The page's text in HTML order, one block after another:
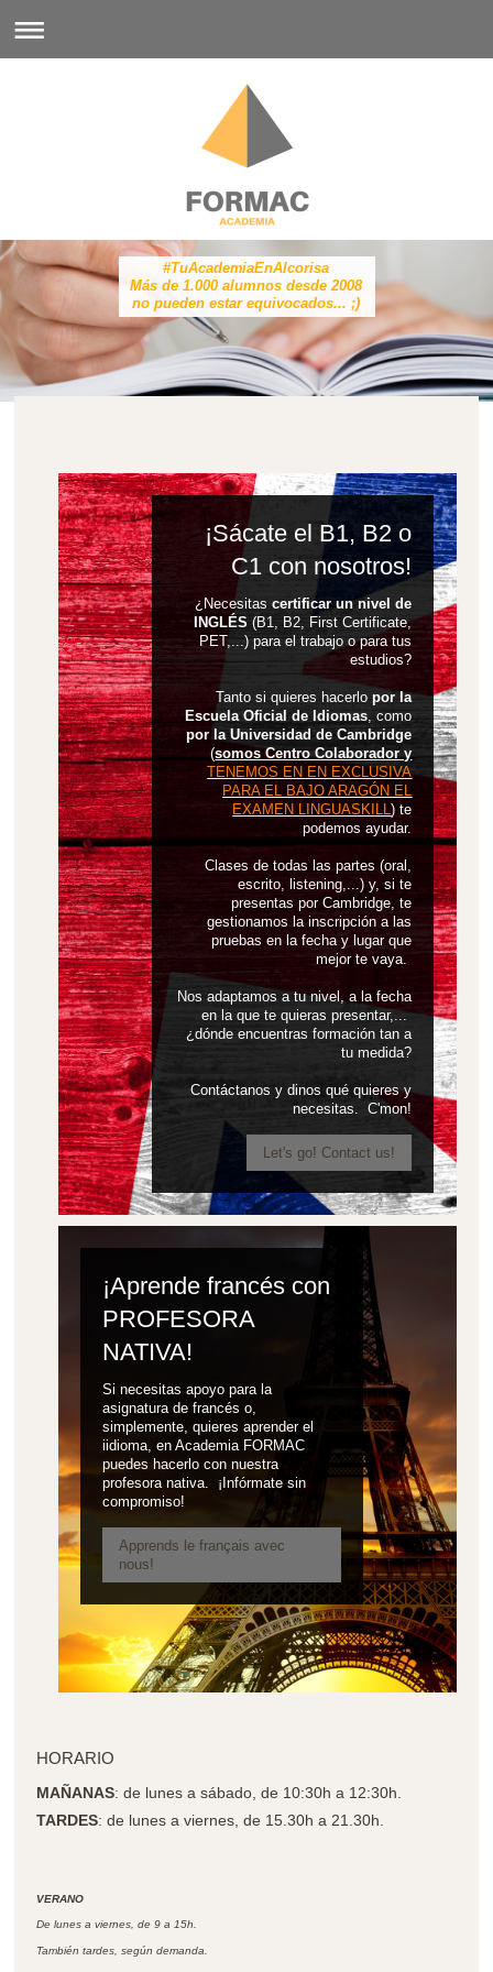
#TuAcademiaEnAlcorisa
Más de 1.000 alumnos desde 2008
no pueden estar equivocados... ;)
¡Sácate el B1, B2 o
C1 con nosotros!
¿Necesitascertificar un nivel de
INGLÉS (B1, B2, First Certificate,
PET,...) para el trabajo o para tus
estudios?
Tanto si quieres hacerlopor la
Escuela Oficial de Idiomas, como
por la Universidad de Cambridge
(somos Centro Colaborador y
TENEMOS EN EN EXCLUSIVA
PARA EL BAJO ARAGÓN EL
EXAMEN LINGUASKILL) te
podemos ayudar.
Clases de todas las partes (oral,
escrito, listening,...) y, si te
presentas por Cambridge, te
gestionamos la inscripción a las
pruebas en la fecha y lugar que
mejor te vaya.
Nos adaptamos a tu nivel, a la fecha
en la que te quieras presentar,...
¿dónde encuentras formación tan a
tu medida?
Contáctanos y dinos qué quieres y
necesitas. C'mon!
Let's go! Contact us!
¡Aprende francés con
PROFESORA
NATIVA!
Si necesitas apoyo para la
asignatura de francés o,
simplemente, quieres aprender el
iidioma, en Academia FORMAC
puedes hacerlo con nuestra
profesora nativa. ¡Infórmate sin
compromiso!
Apprends le français avec
nous!
HORARIO
MAÑANAS: de lunes a sábado, de 10:30h a 12:30h.
TARDES: de lunes a viernes, de 15.30h a 21.30h.
VERANO
De lunes a viernes, de 9 a 15h.
También tardes, según demanda.